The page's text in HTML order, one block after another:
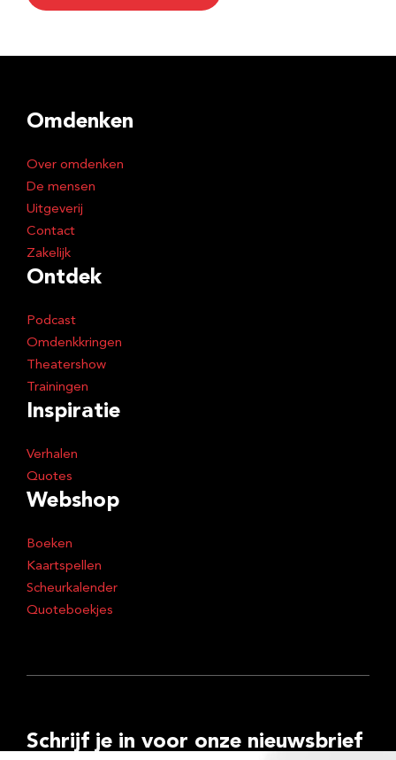
Omdenken
Over omdenken
De mensen
Uitgeverij
Contact
Zakelijk
Ontdek
Podcast
Omdenkkringen
Theatershow
Trainingen
Inspiratie
Verhalen
Quotes
Webshop
Boeken
Kaartspellen
Scheurkalender
Quoteboekjes
Schrijf je in voor onze nieuwsbrief